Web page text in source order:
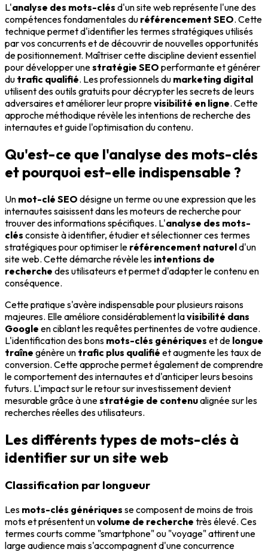
L'analyse des mots-clés d'un site web représente l'une des
compétences fondamentales du référencement SEO. Cette
technique permet d'identifier les termes stratégiques utilisés
par vos concurrents et de découvrir de nouvelles opportunités
de positionnement. Maîtriser cette discipline devient essentiel
pour développer unestratégie SEO performante et générer
du trafic qualifié. Les professionnels du marketing digital
utilisent des outils gratuits pour décrypter les secrets de leurs
adversaires et améliorer leur proprevisibilité en ligne. Cette
approche méthodique révèle les intentions de recherche des
internautes et guide l'optimisation du contenu.
Qu'est-ce que l'analyse des mots-clés
et pourquoi est-elle indispensable ?
Un mot-clé SEO désigne un terme ou une expression que les
internautes saisissent dans les moteurs de recherche pour
trouver des informations spécifiques. L'analyse des mots-
clés consiste à identifier, étudier et sélectionner ces termes
stratégiques pour optimiser le référencement natureld'un
site web. Cette démarche révèle les intentions de
recherche des utilisateurs et permet d'adapter le contenu en
conséquence.
Cette pratique s'avère indispensable pour plusieurs raisons
majeures. Elle améliore considérablement lavisibilité dans
Google en ciblant les requêtes pertinentes de votre audience.
L'identification des bons mots-clés génériques et de longue
traîne génère un trafic plus qualifié et augmente les taux de
conversion. Cette approche permet également de comprendre
le comportement des internautes et d'anticiper leurs besoins
futurs. L'impact sur le retour sur investissement devient
mesurable grâce à unestratégie de contenualignée sur les
recherches réelles des utilisateurs.
Les différents types de mots-clés à
identifier sur un site web
Classification par longueur
Les mots-clés génériques se composent de moins de trois
mots et présentent unvolume de recherche très élevé. Ces
termes courts comme "smartphone" ou "voyage" attirent une
large audience mais s'accompagnent d'une concurrence